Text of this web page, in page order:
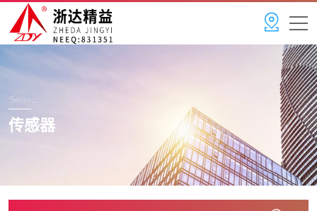
Sensor
传感器